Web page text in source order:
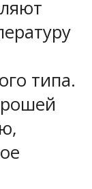
типа.